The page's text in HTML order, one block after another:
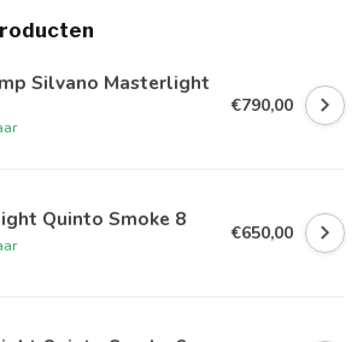
Silvano Masterlight
€790,00
Quinto Smoke 8
€650,00